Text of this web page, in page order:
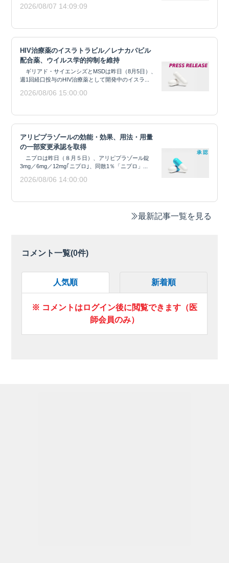
2026/08/07 14:09:09
HIV治療薬のイスラトラビル／レナカパビル
配合薬、ウイルス学的抑制を維持
ギリアド・サイエンシズとMSDは昨日（8月5日）、
週1回経口投与のHIV治療薬として開発中のイスラ...
2026/08/06 15:00:00
アリピプラゾールの効能・効果、用法・用量
の一部変更承認を取得
ニプロは昨日（８月５日）、アリピプラゾール錠
3mg／6mg／12mg｢ニプロ｣、同散1％「ニプロ」...
2026/08/06 14:00:00
最新記事一覧を見る
コメント一覧(0件)
人気順 新着順
※ コメントはログイン後に閲覧できます（医
師会員のみ）